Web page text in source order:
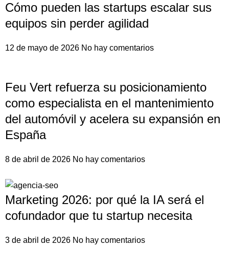
Cómo pueden las startups escalar sus
equipos sin perder agilidad
12 de mayo de 2026 No hay comentarios
Feu Vert refuerza su posicionamiento
como especialista en el mantenimiento
del automóvil y acelera su expansión en
España
8 de abril de 2026 No hay comentarios
Marketing 2026: por qué la IA será el
cofundador que tu startup necesita
3 de abril de 2026 No hay comentarios